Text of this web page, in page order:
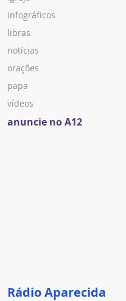
infográficos
libras
notícias
orações
papa
vídeos
anuncie no A12
Rádio Aparecida